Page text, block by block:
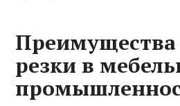
Преимущества
резки в